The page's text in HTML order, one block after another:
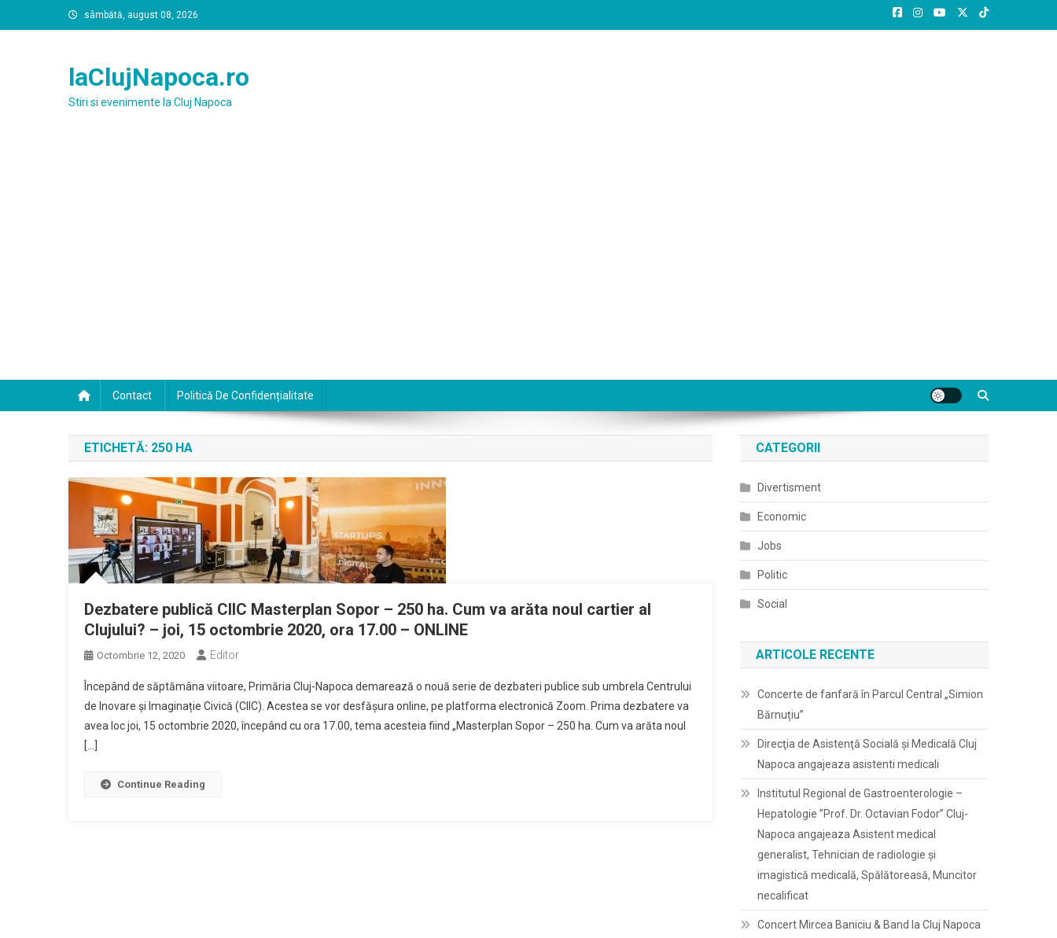
to
sâmbătă, august 08, 2026
laClujNapoca.ro
Stiri si evenimente la Cluj Napoca
Contact Politică De Confidențialitate
ETICHETĂ: 250 HA
Dezbatere publică CIIC Masterplan Sopor – 250 ha. Cum va arăta noul cartier al
Clujului? – joi, 15 octombrie 2020, ora 17.00 – ONLINE
Octombrie 12, 2020 Editor
Începând de săptămâna viitoare, Primăria Cluj-Napoca demarează o nouă serie de dezbateri publice sub umbrela Centrului
de Inovare și Imaginație Civică (CIIC). Acestea se vor desfășura online, pe platforma electronică Zoom. Prima dezbatere va
avea loc joi, 15 octombrie 2020, începând cu ora 17.00, tema acesteia fiind „Masterplan Sopor – 250 ha. Cum va arăta noul
[…]
Continue Reading
CATEGORII
Divertisment
Economic
Jobs
Politic
Social
ARTICOLE RECENTE
Concerte de fanfară în Parcul Central „Simion
Bărnuțiu”
Direcţia de Asistenţă Socială şi Medicală Cluj
Napoca angajeaza asistenti medicali
Institutul Regional de Gastroenterologie –
Hepatologie ”Prof. Dr. Octavian Fodor” Cluj-
Napoca angajeaza Asistent medical
generalist, Tehnician de radiologie și
imagistică medicală, Spălătoreasă, Muncitor
necalificat
Concert Mircea Baniciu & Band la Cluj Napoca